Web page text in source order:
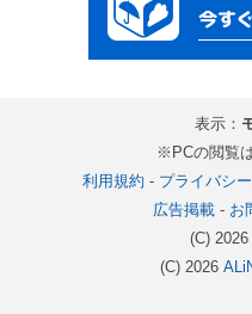
表示：
※PCの閲覧
利用規約 - プライバシ
広告掲載- お
(C) 2026
(C) 2026